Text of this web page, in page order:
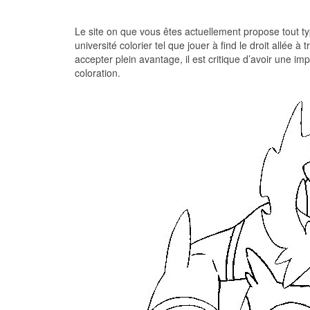
Le site on que vous êtes actuellement propose tout
université colorier tel que jouer à find le droit allée à
accepter plein avantage, il est critique d’avoir une
coloration.